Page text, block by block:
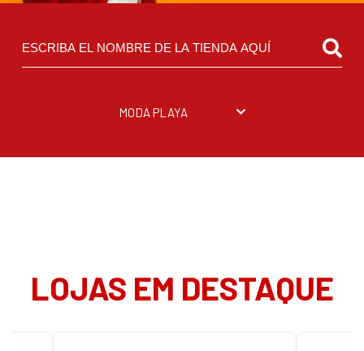
MODA PLAYA
LOJAS EM DESTAQUE